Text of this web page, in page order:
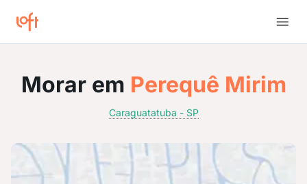
Morar em Perequê Mirim
Caraguatatuba - SP